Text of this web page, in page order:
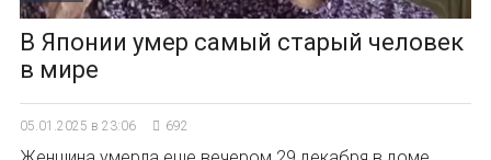
В Японии умер самый старый человек
в мире
05.01.2025 в 23:06 692